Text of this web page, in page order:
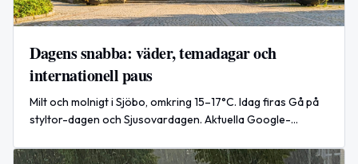
Dagens snabba: väder, temadagar och
internationell paus
Milt och molnigt i Sjöbo, omkring 15–17°C. Idag firas Gå på
styltor-dagen och Sjusovardagen. Aktuella Google-